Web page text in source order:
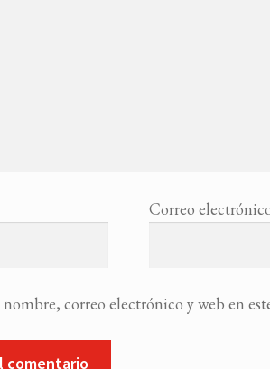
Correo
correo electrónico y web en